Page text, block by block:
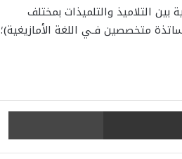
التلاميذ والتلميذات بمختلف
متخصصين فـي اللغة الأمازيغية)؛
مشاركة عبر البريد